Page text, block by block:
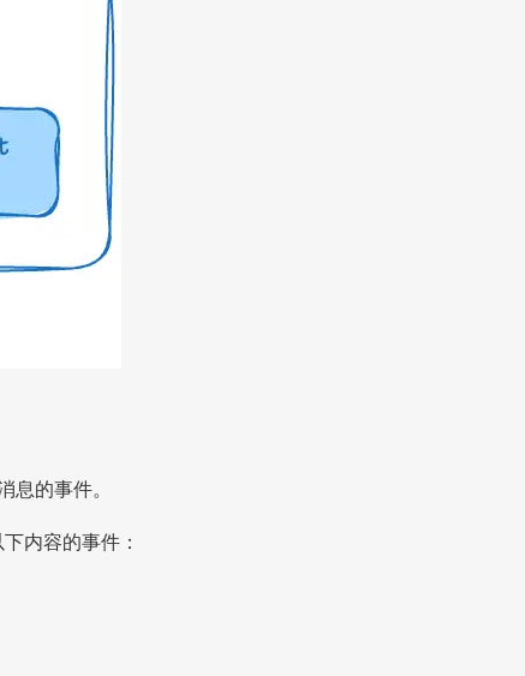
的事件。
内容的事件：